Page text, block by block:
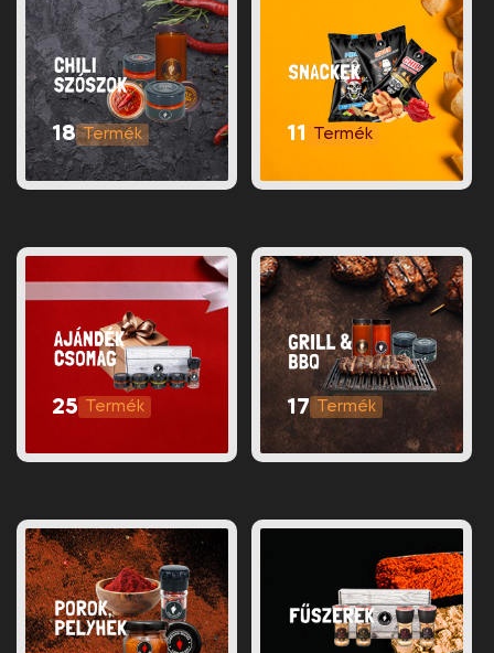
18 11
25 17